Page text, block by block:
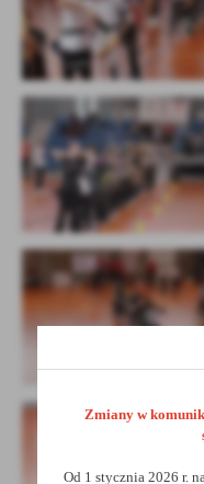
Zmiany w
Od 1 stycznia 2026 r.